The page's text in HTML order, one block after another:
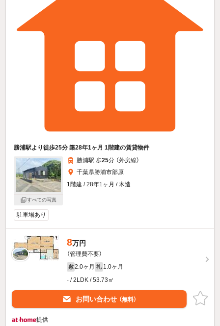
勝浦駅より徒歩25分 築28年1ヶ月 1階建の賃貸物件
すべての写真
勝浦駅 歩25分 （外房線）
千葉県勝浦市部原
1階建 / 28年1ヶ月 / 木造
駐車場あり
8万円
（管理費不要）
敷 2.0ヶ月 礼 1.0ヶ月
- / 2LDK / 53.73㎡
お問い合わせ （無料）
提供